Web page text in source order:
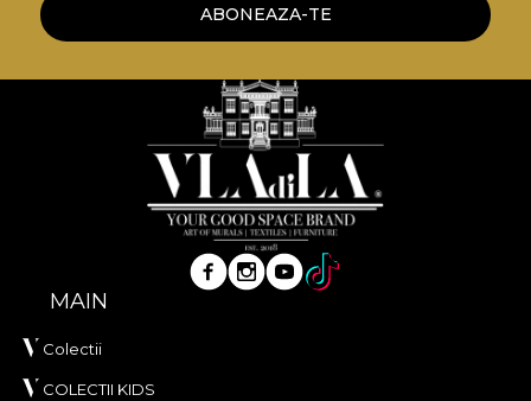
naturale, ecologice si biodegradabile.
adezivului propriu in aplicarea tapetului. In acest
mod, te poti bucura de un proces de redecorare
rapid, sigur si eficient, care se ridica la cele mai inalte
standarde de calitate.
ABONEAZA-TE
MAIN
Colectii
COLECTII KIDS